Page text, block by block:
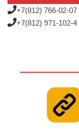
+7(812) 766-02-07
+7(812) 971-102-4